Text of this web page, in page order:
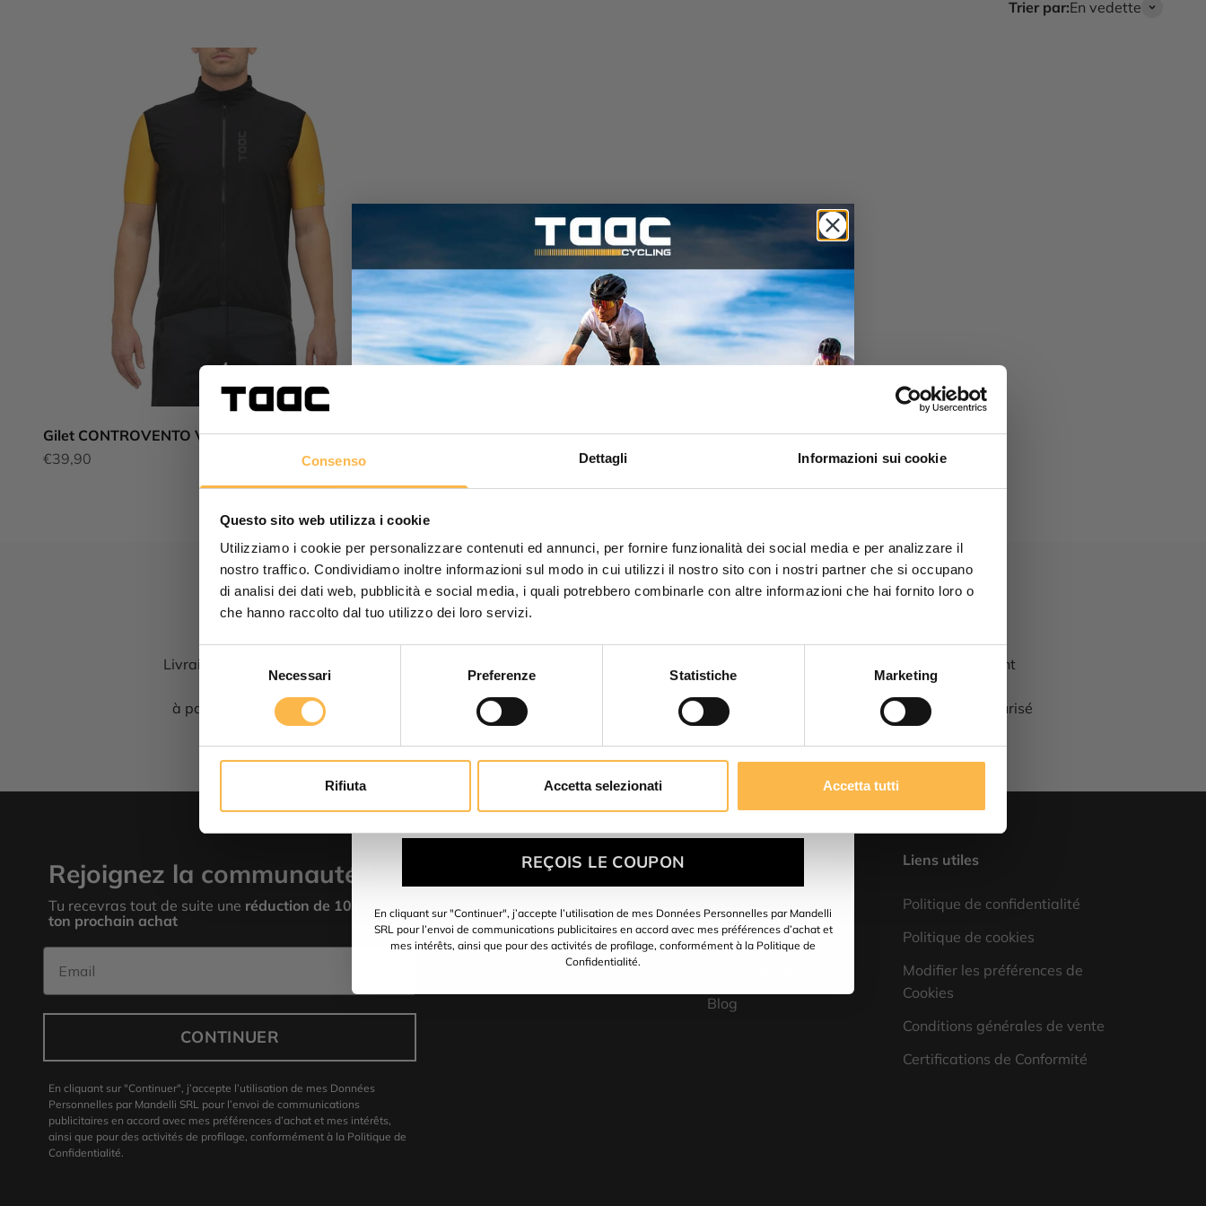
Consenso Dettagli Informazioni sui cookie
Questo sito web utilizza i cookie
Utilizziamo i cookie per personalizzare contenuti ed annunci, per fornire funzionalità dei social media e per analizzare il
nostro traffico. Condividiamo inoltre informazioni sul modo in cui utilizzi il nostro sito con i nostri partner che si occupano
di analisi dei dati web, pubblicità e social media, i quali potrebbero combinarle con altre informazioni che hai fornito loro o
che hanno raccolto dal tuo utilizzo dei loro servizi.
Necessari Preferenze Statistiche Marketing
Rifiuta Accetta selezionati Accetta tutti
Trier par:En vedette
Gilet CONTROVENTO VEST
Prix Remisé
€39,90
Livraison gratuite
à partir de 99€ Comment pouvons-nous vous aider ?
Paiement
100% sécurisé
Rejoignez la communauté !
Tu recevras tout de suite une réduction de 10% sur
ton prochain achat
Email
CONTINUER
En cliquant sur "Continuer", j’accepte l’utilisation de mes Données
Personnelles par Mandelli SRL pour l’envoi de communications
publicitaires en accord avec mes préférences d’achat et mes intérêts,
ainsi que pour des activités de profilage, conformément à la Politique de
Confidentialité.
Aide & support
Expéditions et retours
Mandelli LAB
Blog
Liens utiles
Politique de confidentialité
Politique de cookies
Modifier les préférences de
Cookies
Conditions générales de vente
Certifications de Conformité
Inscris-toi à la newsletter TAAC :
reçois immédiatement 10 % de
sur ton prochain achat !
Indique-nous ta date de naissance : nous t'enverrons un cadeau spécial !
REÇOIS LE COUPON
En cliquant sur "Continuer", j’accepte l’utilisation de mes Données Personnelles par Mandelli
SRL pour l’envoi de communications publicitaires en accord avec mes préférences d’achat et
mes intérêts, ainsi que pour des activités de profilage, conformément à la Politique de
Confidentialité.